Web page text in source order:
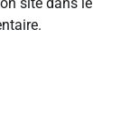
site dans le